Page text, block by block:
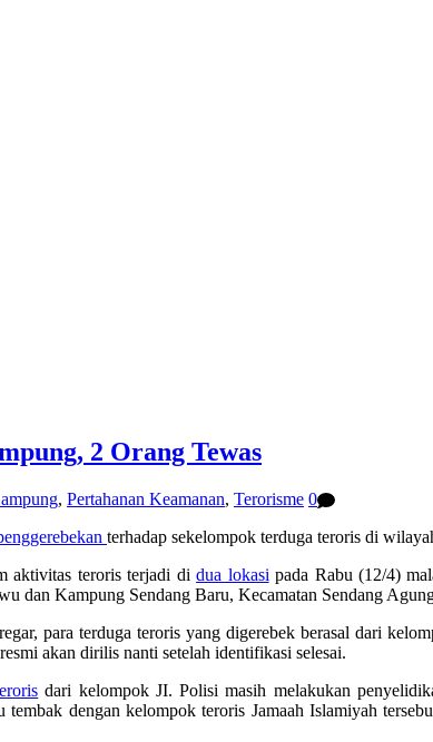
2 Orang Tewas
, Pertahanan Keamanan, Terorisme 0
terhadap sekelompok terduga teroris di
aktivitas teroris terjadi didua lokasi pada Rabu (12/4)
dan Kampung Sendang Baru, Kecamatan Sendang
para terduga teroris yang digerebek berasal dari
akan dirilis nanti setelah identifikasi selesai.
dari kelompok JI. Polisi masih melakukan
dengan kelompok teroris Jamaah Islamiyah